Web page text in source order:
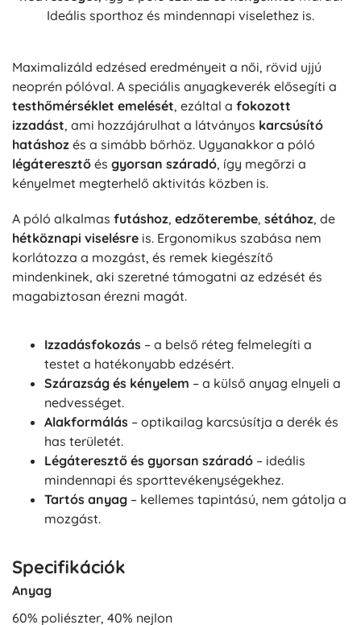
Ideális sporthoz és mindennapi viselethez is.
Maximalizáld edzésed eredményeit a női, rövid ujjú
neoprén pólóval. A speciális anyagkeverék elősegíti a
testhőmérséklet emelését, ezáltal a fokozott
izzadást, ami hozzájárulhat a látványos karcsúsító
hatáshoz és a simább bőrhöz. Ugyanakkor a póló
légáteresztő és gyorsan száradó, így megőrzi a
kényelmet megterhelő aktivitás közben is.
A póló alkalmas futáshoz, edzőterembe, sétához, de
hétköznapi viselésre is. Ergonomikus szabása nem
korlátozza a mozgást, és remek kiegészítő
mindenkinek, aki szeretné támogatni az edzését és
magabiztosan érezni magát.
Izzadásfokozás – a belső réteg felmelegíti a
testet a hatékonyabb edzésért.
Szárazság és kényelem – a külső anyag elnyeli a
nedvességet.
Alakformálás – optikailag karcsúsítja a derék és
has területét.
Légáteresztő és gyorsan száradó – ideális
mindennapi és sporttevékenységekhez.
Tartós anyag – kellemes tapintású, nem gátolja a
mozgást.
Specifikációk
Anyag
60% poliészter, 40% nejlon